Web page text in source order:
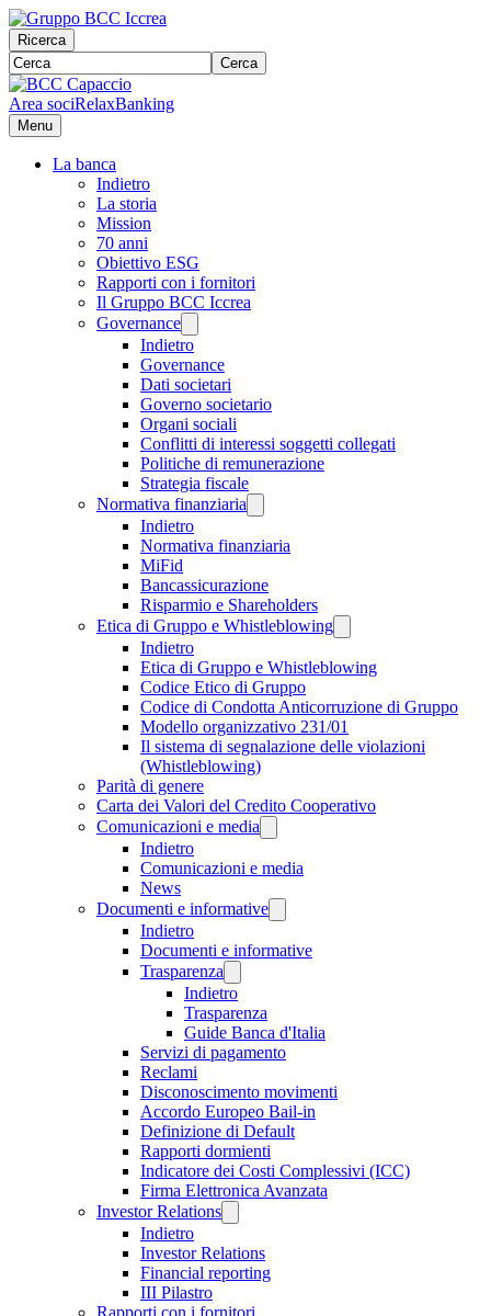
Ricerca
Cerca
Area sociRelaxBanking
Menu
La banca
Indietro
La storia
Mission
70 anni
Obiettivo ESG
Rapporti con i fornitori
Il Gruppo BCC Iccrea
Governance
Indietro
Governance
Dati societari
Governo societario
Organi sociali
Conflitti di interessi soggetti collegati
Politiche di remunerazione
Strategia fiscale
Normativa finanziaria
Indietro
Normativa finanziaria
MiFid
Bancassicurazione
Risparmio e Shareholders
Etica di Gruppo e Whistleblowing
Indietro
Etica di Gruppo e Whistleblowing
Codice Etico di Gruppo
Codice di Condotta Anticorruzione di Gruppo
Modello organizzativo 231/01
Il sistema di segnalazione delle violazioni
(Whistleblowing)
Parità di genere
Carta dei Valori del Credito Cooperativo
Comunicazioni e media
Indietro
Comunicazioni e media
News
Documenti e informative
Indietro
Documenti e informative
Trasparenza
Indietro
Trasparenza
Guide Banca d'Italia
Servizi di pagamento
Reclami
Disconoscimento movimenti
Accordo Europeo Bail-in
Definizione di Default
Rapporti dormienti
Indicatore dei Costi Complessivi (ICC)
Firma Elettronica Avanzata
Investor Relations
Indietro
Investor Relations
Financial reporting
III Pilastro
Rapporti con i fornitori